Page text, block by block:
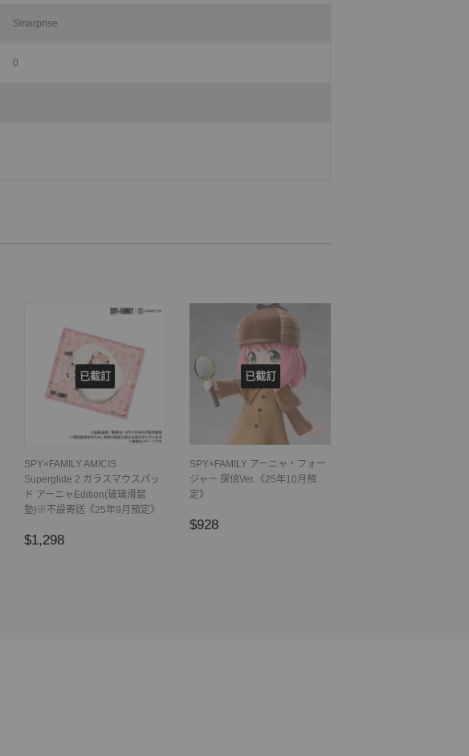
Smarprise
0
已截訂
SPY×FAMILY AMICIS
Superglide 2 ガラスマウスパッ
ド アーニャEdition(玻璃滑鼠
墊)※不設寄送《25年9月預定》
正
$1,298
已截訂
SPY×FAMILY アーニャ・フォー
ジャー 探偵Ver.《25年10月預
定》
正
$928